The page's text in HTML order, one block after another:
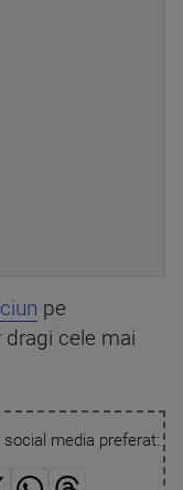
pe
cele mai
media preferat: